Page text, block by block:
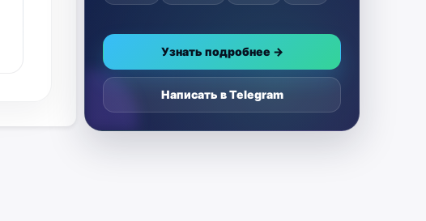
Узнать подробнее →
Написать в Telegram